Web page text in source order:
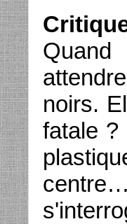
noirs.
fatale ?